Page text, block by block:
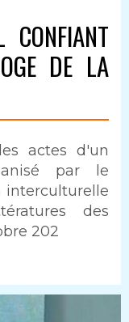
CONFIANT
DE LA
actes d'un
par le
interculturelle
des
202